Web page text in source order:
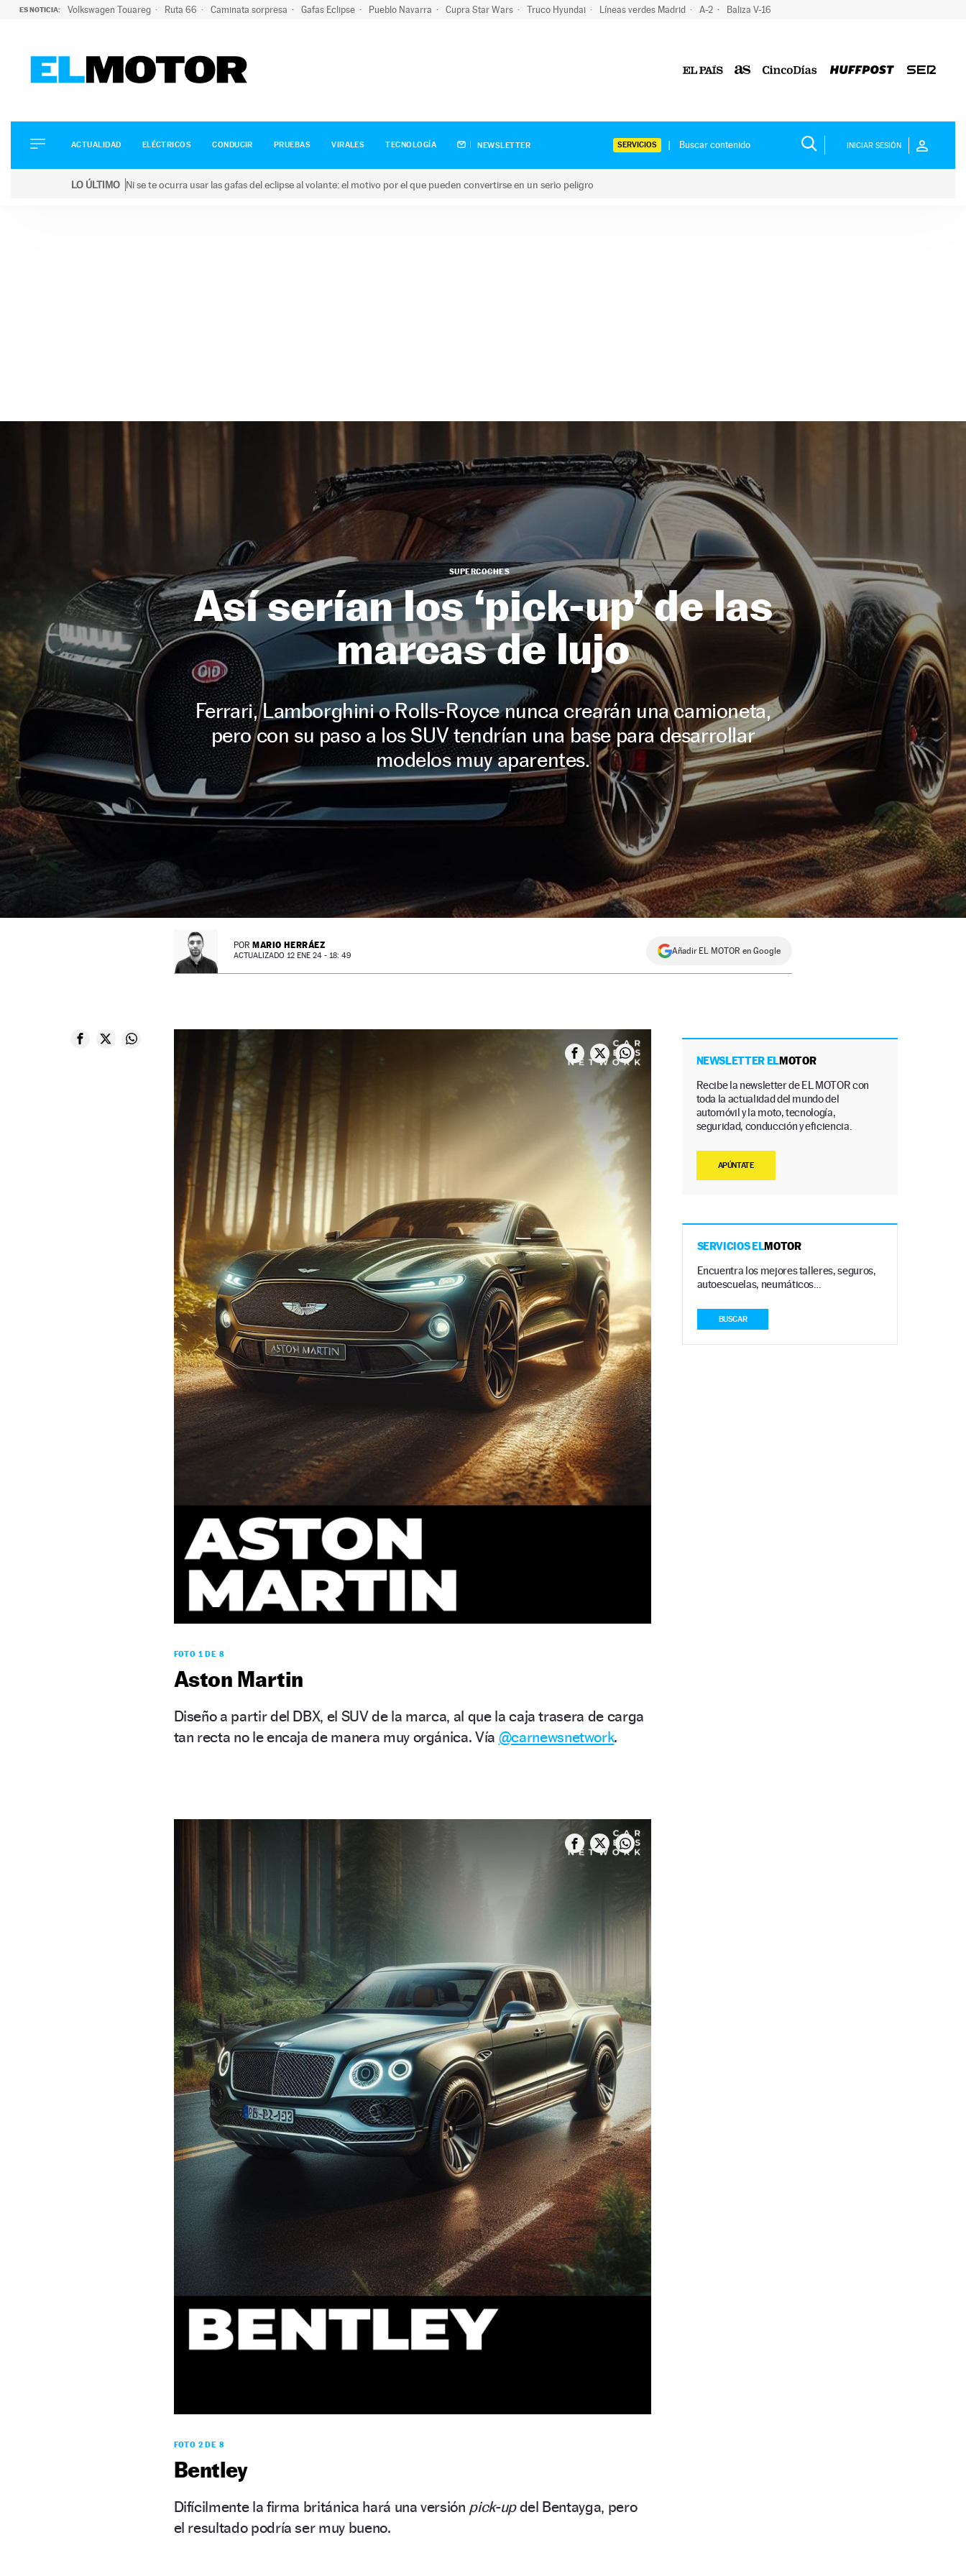
ES NOTICIA: Volkswagen Touareg Ruta 66 Caminata sorpresa Gafas Eclipse Pueblo Navarra Cupra Star Wars Truco Hyundai Líneas verdes Madrid A-2 Baliza V-16
ELÉCTRICOS
CONDUCIR
ACTUALIDAD ELÉCTRICOS CONDUCIR PRUEBAS VIRALES TECNOLOGÍA NEWSLETTER SERVICIOS INICIAR SESIÓN
LO ÚLTIMO Ni se te ocurra usar las gafas del eclipse al volante: el motivo por el que pueden convertirse en un serio peligro
SUPERCOCHES
Así serían los ‘pick-up’ de las
marcas de lujo
Ferrari, Lamborghini o Rolls-Royce nunca crearán una camioneta,
pero con su paso a los SUV tendrían una base para desarrollar
modelos muy aparentes.
POR MARIO HERRÁEZ
ACTUALIZADO 12 ENE 24 - 18: 49 Añadir EL MOTOR en Google
FOTO 1 DE 8
Aston Martin
Diseño a partir del DBX, el SUV de la marca, al que la caja trasera de carga
tan recta no le encaja de manera muy orgánica. Vía @carnewsnetwork.
FOTO 2 DE 8
Bentley
Difícilmente la firma británica hará una versión pick-updel Bentayga, pero
el resultado podría ser muy bueno.
NEWSLETTER ELMOTOR
Recibe la newsletter de EL MOTOR con
toda la actualidad del mundo del
automóvil y la moto, tecnología,
seguridad, conducción y eficiencia.
APÚNTATE
SERVICIOS ELMOTOR
Encuentra los mejores talleres, seguros,
autoescuelas, neumáticos…
BUSCAR